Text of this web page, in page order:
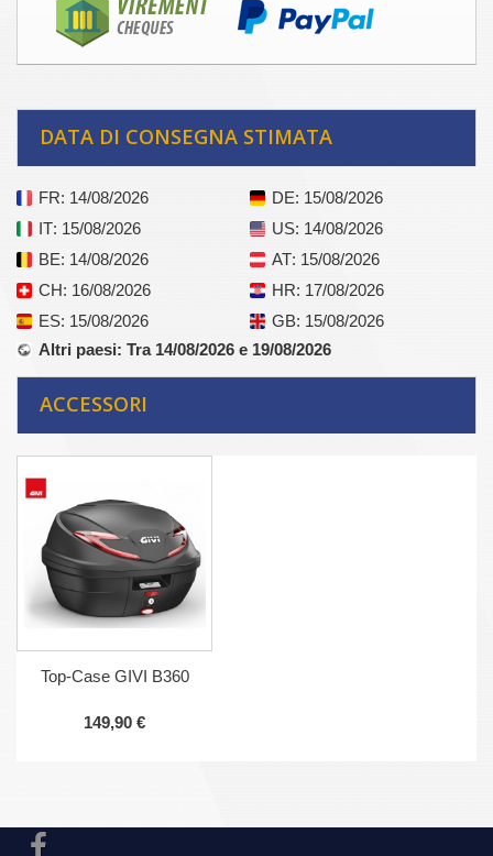
DATA DI CONSEGNA STIMATA
FR: 14/08/2026 DE: 15/08/2026
IT: 15/08/2026 US: 14/08/2026
BE: 14/08/2026 AT: 15/08/2026
CH: 16/08/2026 HR: 17/08/2026
ES: 15/08/2026 GB: 15/08/2026
Altri paesi: Tra 14/08/2026 e 19/08/2026
ACCESSORI
Top-Case GIVI B360
149,90 €